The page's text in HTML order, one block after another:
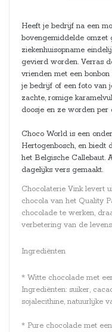
Heeft je bedrijf na een
bovengemiddelde omzet
ziekenhuisopname
gevierd worden. Verras
vrienden met een
je bedrijf of een foto van
zachte, romige
doosje en ze worden per
Choco World is een
Hertogenbosch, en biedt
het Belgische Callebaut.
dagelijks vers gemaakt.
Chocolaterie Vink levert
chocola van het Quality
chocolade te werken,
verbetering van de
Ingrediënten
* Witte chocolade met
Ingrediënten: suiker,
sojalecithine, natuurlijke
* Pure chocolade met